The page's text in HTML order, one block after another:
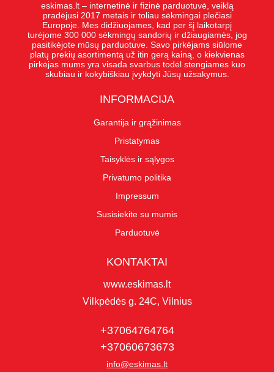
eskimas.lt – internetinė ir fizinė parduotuvė, veiklą
pradėjusi 2017 metais ir toliau sėkmingai plečiasi
Europoje. Mes didžiuojames, kad per šį laikotarpį
turėjome 300 000 sėkmingų sandorių ir džiaugiamės, jog
pasitikėjote mūsų parduotuve. Savo pirkėjams siūlome
platų prekių asortimentą už itin gerą kainą, o kiekvienas
pirkėjas mums yra visada svarbus todėl stengiames kuo
skubiau ir kokybiškiau įvykdyti Jūsų užsakymus.
INFORMACIJA
Garantija ir grąžinimas
Pristatymas
Taisyklės ir sąlygos
Privatumo politika
Impressum
Susisiekite su mumis
Parduotuvė
KONTAKTAI
www.eskimas.lt
Vilkpėdės g. 24C, Vilnius
+37064764764
+37060673673
info@eskimas.lt